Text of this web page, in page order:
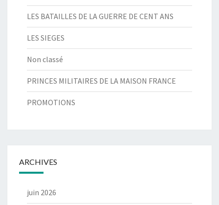
LES BATAILLES DE LA GUERRE DE CENT ANS
LES SIEGES
Non classé
PRINCES MILITAIRES DE LA MAISON FRANCE
PROMOTIONS
ARCHIVES
juin 2026